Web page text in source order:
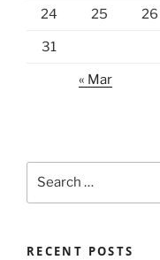
24 25 26
31
« Mar
RECENT POSTS